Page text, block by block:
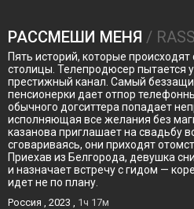
РАССМЕШИ МЕНЯ /
Пять историй, которые
столицы. Телепродюсер пытается
престижный канал. Самый
пенсионерки дает отпор
обычного догситтера попадает
исполняющая все желания без
казанова приглашает на свадьбу
сговариваясь, они приходят
Приехав из Белгорода, девушка
и назначает встречу с гидом —
идет не по плану.
Россия , 2023 , 1ч 17м